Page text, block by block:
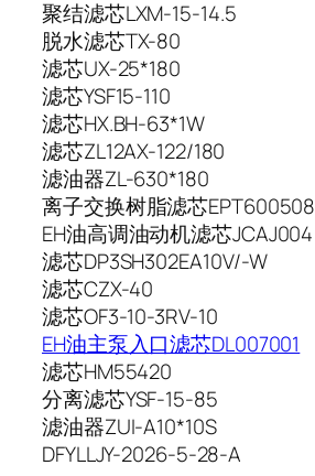
聚结滤芯LXM-15-14.5
脱水滤芯TX-80
滤芯UX-25*180
滤芯YSF15-110
滤芯HX.BH-63*1W
滤芯ZL12AX-122/180
滤油器ZL-630*180
离子交换树脂滤芯EPT600508
EH油高调油动机滤芯JCAJ004
滤芯DP3SH302EA10V/-W
滤芯CZX-40
滤芯OF3-10-3RV-10
EH油主泵入口滤芯DL007001
滤芯HM55420
分离滤芯YSF-15-85
滤油器ZUI-A10*10S
DFYLLJY-2026-5-28-A